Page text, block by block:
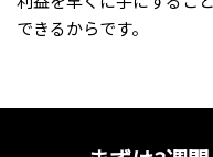
できるからです。